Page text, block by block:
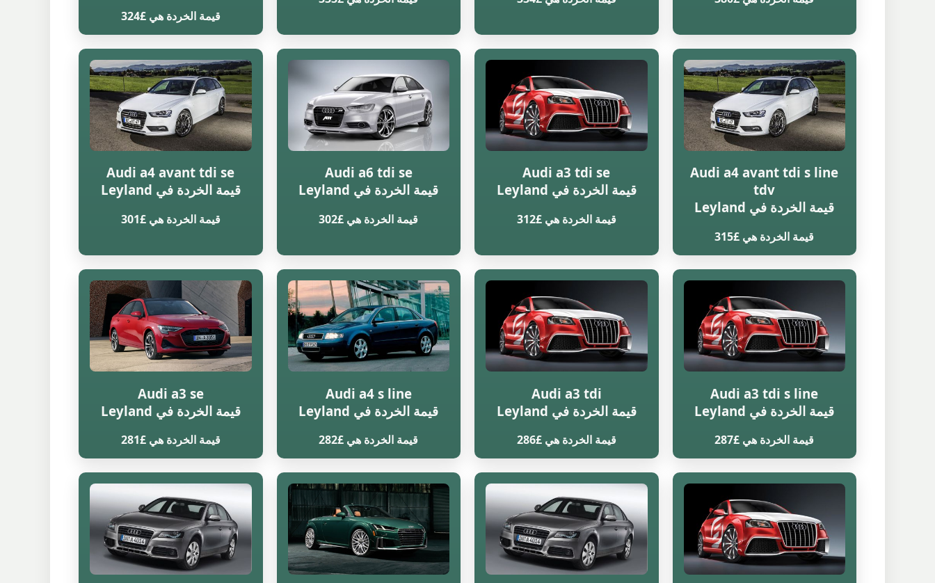
قيمة الخردة هي £324
Audi a4 avant tdi s line
tdv
قيمة الخردة في Leyland
قيمة الخردة هي £315
Audi a3 tdi se
قيمة الخردة في Leyland
قيمة الخردة هي £312
Audi a6 tdi se
قيمة الخردة في Leyland
قيمة الخردة هي £302
Audi a4 avant tdi se
قيمة الخردة في Leyland
قيمة الخردة هي £301
Audi a3 tdi s line
قيمة الخردة في Leyland
قيمة الخردة هي £287
Audi a3 tdi
قيمة الخردة في Leyland
قيمة الخردة هي £286
Audi a4 s line
قيمة الخردة في Leyland
قيمة الخردة هي £282
Audi a3 se
قيمة الخردة في Leyland
قيمة الخردة هي £281